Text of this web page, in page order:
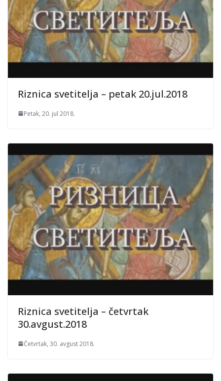
Riznica svetitelja – petak 20.jul.2018
Petak, 20. jul 2018.
Riznica svetitelja – četvrtak
30.avgust.2018
Četvrtak, 30. avgust 2018.